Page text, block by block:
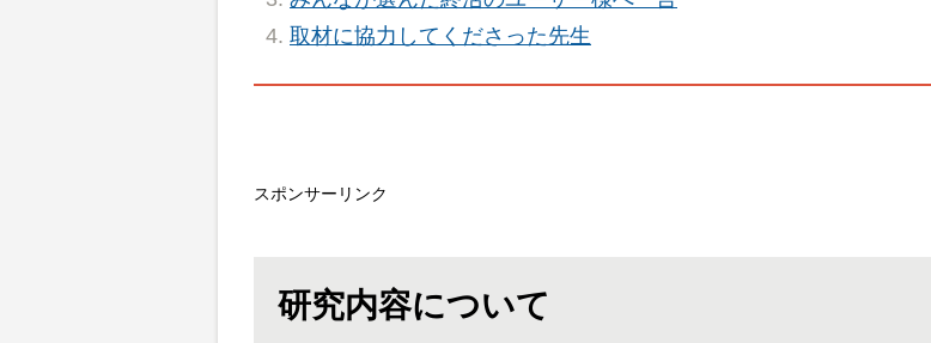
取材に協力してくださった先生
スポンサーリンク
研究内容について